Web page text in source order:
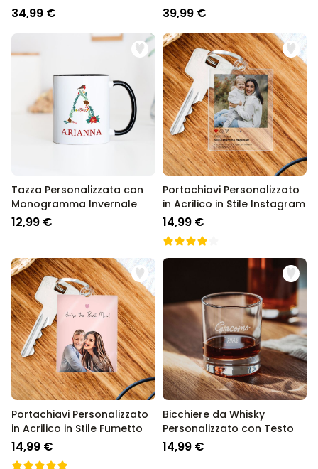
34,99 €
College
39,99 €
Tazza Personalizzata con
Monogramma Invernale
12,99 €
Portachiavi Personalizzato
in Acrilico in Stile Instagram
14,99 €
Portachiavi Personalizzato
in Acrilico in Stile Fumetto
14,99 €
Bicchiere da Whisky
Personalizzato con Testo
14,99 €